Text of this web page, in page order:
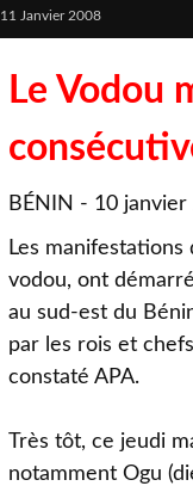
11 Janvier 2008
Le Vodou
BÉNIN - 10
Les
vodou, ont
au sud-est du
par les rois et
constaté APA.
Très tôt, ce jeudi
notamment Ogu